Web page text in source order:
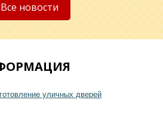
Все новости
уличных дверей